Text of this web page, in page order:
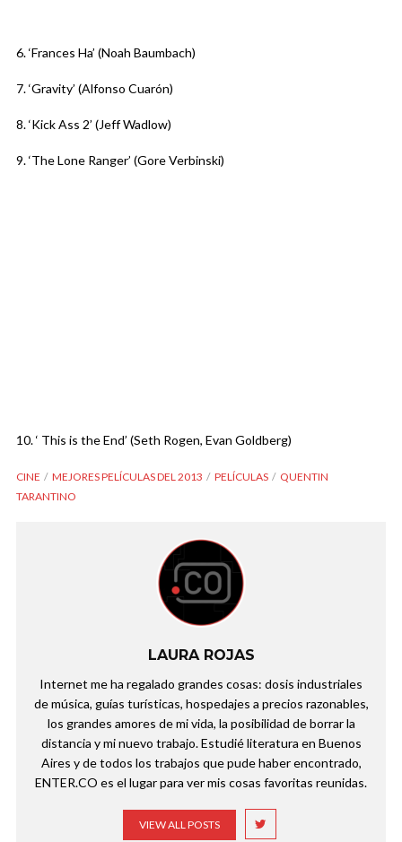
6. ‘Frances Ha’ (Noah Baumbach)
7. ‘Gravity’ (Alfonso Cuarón)
8. ‘Kick Ass 2’ (Jeff Wadlow)
9. ‘The Lone Ranger’ (Gore Verbinski)
10. ‘ This is the End’ (Seth Rogen, Evan Goldberg)
CINE MEJORES PELÍCULAS DEL 2013 PELÍCULAS
QUENTIN
TARANTINO
LAURA ROJAS
Internet me ha regalado grandes cosas: dosis industriales
de música, guías turísticas, hospedajes a precios razonables,
los grandes amores de mi vida, la posibilidad de borrar la
distancia y mi nuevo trabajo. Estudié literatura en Buenos
Aires y de todos los trabajos que pude haber encontrado,
ENTER.CO es el lugar para ver mis cosas favoritas reunidas.
VIEW ALL POSTS